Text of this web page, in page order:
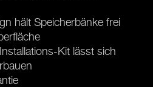
hält Speicherbänke frei
Kit lässt sich